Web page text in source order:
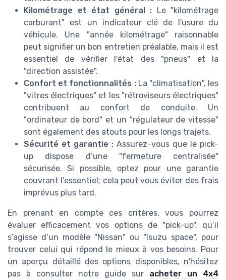
Kilométrage et état général : Le "kilométrage
carburant" est un indicateur clé de l'usure du
véhicule. Une "année kilométrage" raisonnable
peut signifier un bon entretien préalable, mais il est
essentiel de vérifier l'état des "pneus" et la
"direction assistée".
Confort et fonctionnalités :La "climatisation", les
"vitres électriques" et les "rétroviseurs électriques"
contribuent au confort de conduite. Un
"ordinateur de bord" et un "régulateur de vitesse"
sont également des atouts pour les longs trajets.
Sécurité et garantie : Assurez-vous que le pick-
up dispose d’une "fermeture centralisée"
sécurisée. Si possible, optez pour une garantie
couvrant l'essentiel; cela peut vous éviter des frais
imprévus plus tard.
En prenant en compte ces critères, vous pourrez
évaluer efficacement vos options de "pick-up", qu’il
s’agisse d’un modèle "Nissan" ou "Isuzu space", pour
trouver celui qui répond le mieux à vos besoins. Pour
un aperçu détaillé des options disponibles, n'hésitez
pas à consulter notre guide sur acheter un 4x4